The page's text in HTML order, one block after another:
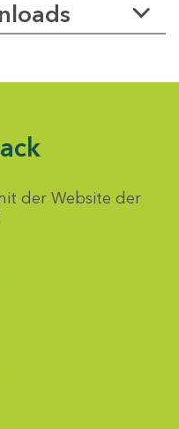
der Website der
auswählen